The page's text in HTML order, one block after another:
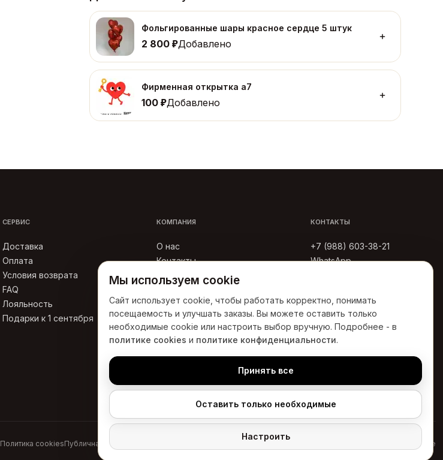
Фольгированные шары красное сердце 5 штук
2 800 ₽Добавлено
Фирменная открытка а7
100 ₽Добавлено
СЕРВИС
Доставка
Оплата
Условия возврата
FAQ
Лояльность
Подарки к 1 сентября
КОМПАНИЯ
О нас
Контакты
Отзывы
Политика
Публичная оферта
КОНТАКТЫ
+7 (988) 603-38-21
WhatsApp
г. Краснодар
Политика cookiesПубличная оферта Согласие на рекламную рассылку Пользовательское соглашение
Мы используем cookie
Сайт использует cookie, чтобы работать корректно, понимать
посещаемость и улучшать заказы. Вы можете оставить только
необходимые cookie или настроить выбор вручную. Подробнее - в
политике cookies и политике конфиденциальности.
Принять все
Оставить только необходимые
Настроить